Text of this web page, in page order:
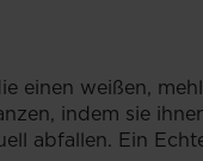
einen weißen,
indem sie
abfallen. Ein